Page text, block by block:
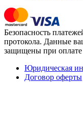
Безопасность
протокола. Данные
защищены при
Юридическая
Договор оферты